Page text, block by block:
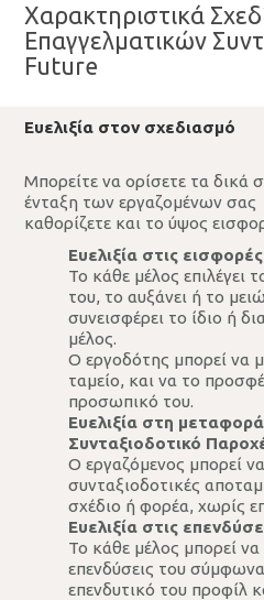
Χαρακτηριστικά
Επαγγελματικών
Future
Ευελιξία στον σχεδιασμό
Μπορείτε να ορίσετε τα δικά
ένταξη των εργαζομένων σας
καθορίζετε και το ύψος
Ευελιξία στις εισφορές
Το κάθε μέλος επιλέγει
του, το αυξάνει ή το
συνεισφέρει το ίδιο ή
μέλος.
Ο εργοδότης μπορεί να
ταμείο, και να το
προσωπικό του.
Ευελιξία στη
Συνταξιοδοτικό
Ο εργαζόμενος μπορεί
συνταξιοδοτικές
σχέδιο ή φορέα, χωρίς
Ευελιξία στις
Το κάθε μέλος μπορεί να
επενδύσεις του
επενδυτικό του προφίλ